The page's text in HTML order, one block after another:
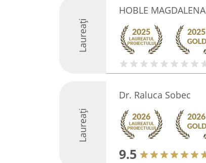
Laureați
HOBLE MAGDALENA
Laureați
Dr. Raluca Sobec
9.5